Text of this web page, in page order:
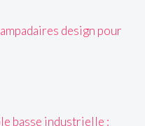
design pour
basse industrielle :